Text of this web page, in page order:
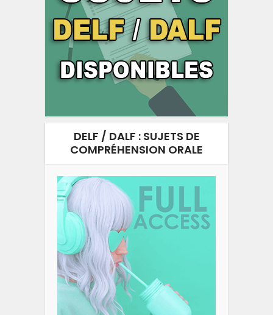
DELF / DALF : SUJETS DE
COMPRÉHENSION ORALE